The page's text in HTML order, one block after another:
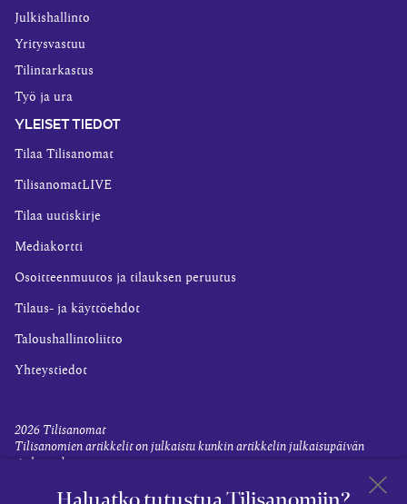
Julkishallinto
Yritysvastuu
Tilintarkastus
Työ ja ura
YLEISET TIEDOT
Tilaa Tilisanomat
TilisanomatLIVE
Tilaa uutiskirje
Mediakortti
Osoitteenmuutos ja tilauksen peruutus
Tilaus- ja käyttöehdot
Taloushallintoliitto
Yhteystiedot
2026 Tilisanomat
Tilisanomien artikkelit on julkaistu kunkin artikkelin julkaisupäivän
tiedon valossa.
Evästevalinnat